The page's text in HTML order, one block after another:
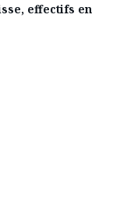
effectifs en